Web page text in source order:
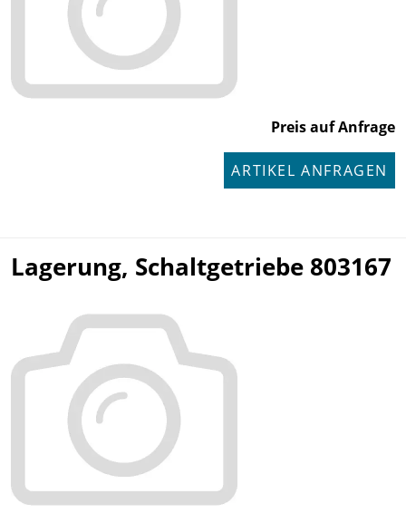
Preis auf Anfrage
ARTIKEL ANFRAGEN
Lagerung, Schaltgetriebe 803167